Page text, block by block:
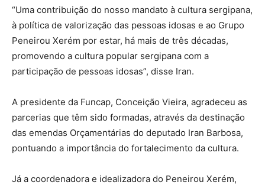
“Uma contribuição do nosso mandato à cultura sergipana,
à política de valorização das pessoas idosas e ao Grupo
Peneirou Xerém por estar, há mais de três décadas,
promovendo a cultura popular sergipana com a
participação de pessoas idosas”, disse Iran.
A presidente da Funcap, Conceição Vieira, agradeceu as
parcerias que têm sido formadas, através da destinação
das emendas Orçamentárias do deputado Iran Barbosa,
pontuando a importância do fortalecimento da cultura.
Já a coordenadora e idealizadora do Peneirou Xerém,